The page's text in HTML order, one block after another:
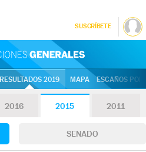
SUSCRÍBETE
RESULTADOS 2019 MAPA ESCAÑOS
2016 2015 2011
SENADO